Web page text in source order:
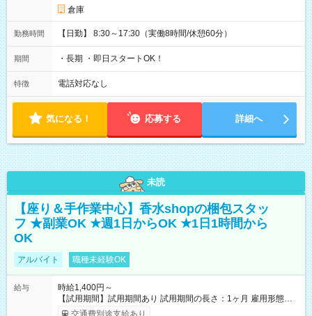
倉庫
勤務時間 【日勤】 8:30～17:30（実働8時間/休憩60分）
期間 ・長期 ・即日スタートOK！
特徴 電話対応なし
気になる！ 応募する 詳細へ
未読
【座り＆手作業中心】香水shopの梱包スタッ
フ ★副業OK ★週1日からOK ★1日1時間から
OK
アルバイト 職種未経験OK
給与
時給1,400円～
【試用期間】試用期間あり 試用期間の長さ：1ヶ月 雇用形態、
給与は本採用時と同じです。
交通費別途支給あり